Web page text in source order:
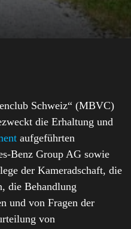
Schweiz“ (MBVC)
die Erhaltung und
aufgeführten
Benz Group AG sowie
der Kameradschaft, die
die Behandlung
und von Fragen der
von